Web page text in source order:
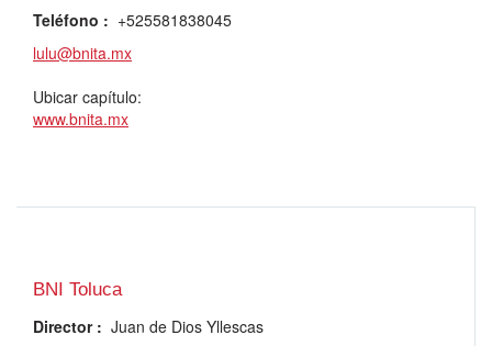
Teléfono : +525581838045
lulu@bnita.mx
Ubicar capítulo:
www.bnita.mx
BNI Toluca
Director : Juan de Dios Yllescas